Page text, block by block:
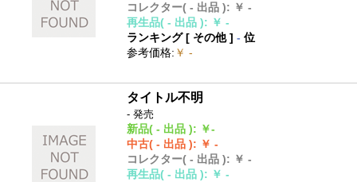
コレクター( - 出品 ): ￥ -
再生品( - 出品 ): ￥ -
ランキング [ その他]- 位
参考価格: ￥ -
タイトル不明
- 発売
新品( - 出品 ): ￥-
中古( - 出品 ): ￥ -
コレクター( - 出品 ): ￥ -
再生品( - 出品 ): ￥ -